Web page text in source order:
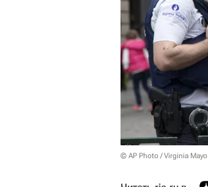
© AP Photo / Virginia Mayo